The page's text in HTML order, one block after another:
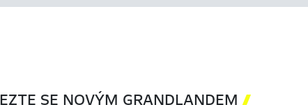
SE NOVÝM GRANDLANDEM 